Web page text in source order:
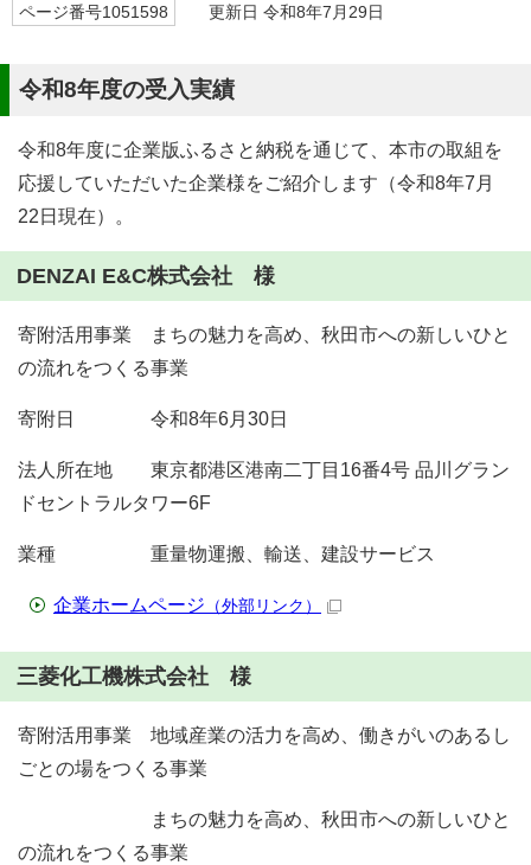
ページ番号1051598 更新日 令和8年7月29日
令和8年度の受入実績
令和8年度に企業版ふるさと納税を通じて、本市の取組を
応援していただいた企業様をご紹介します（令和8年7月
22日現在）。
DENZAI E&C株式会社 様
寄附活用事業 まちの魅力を高め、秋田市への新しいひと
の流れをつくる事業
寄附日 令和8年6月30日
法人所在地 東京都港区港南二丁目16番4号 品川グラン
ドセントラルタワー6F
業種 重量物運搬、輸送、建設サービス
企業ホームページ （外部リンク）
三菱化工機株式会社 様
寄附活用事業 地域産業の活力を高め、働きがいのあるし
ごとの場をつくる事業
まちの魅力を高め、秋田市への新しいひと
の流れをつくる事業